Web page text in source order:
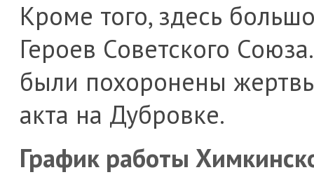
Кроме того, здесь
Героев Советского
были похоронены
акта на Дубровке.
График работы